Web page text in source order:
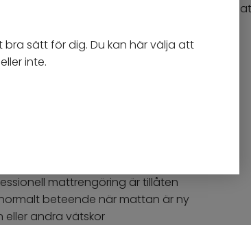
sätt för dig. Du kan här välja att
inte.
färger och tidlös design där varje
mattrengöring är tillåten
beteende när mattan är ny
eller andra vätskor